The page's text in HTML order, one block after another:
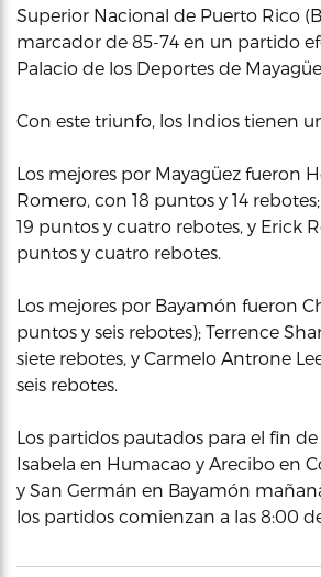
Superior Nacional de Puerto Rico
marcador de 85-74 en un partido
Palacio de los Deportes de
Con este triunfo, los Indios tienen
Los mejores por Mayagüez fueron
Romero, con 18 puntos y 14
19 puntos y cuatro rebotes, y Erick
puntos y cuatro rebotes.
Los mejores por Bayamón fueron
puntos y seis rebotes); Terrence
siete rebotes, y Carmelo Antrone
seis rebotes.
Los partidos pautados para el fin
Isabela en Humacao y Arecibo en
y San Germán en Bayamón
los partidos comienzan a las 8:00